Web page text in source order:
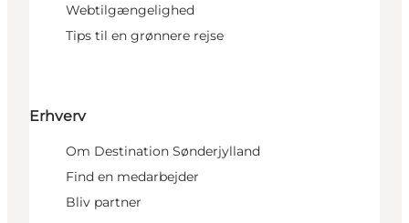
Webtilgængelighed
Tips til en grønnere rejse
Erhverv
Om Destination Sønderjylland
Find en medarbejder
Bliv partner